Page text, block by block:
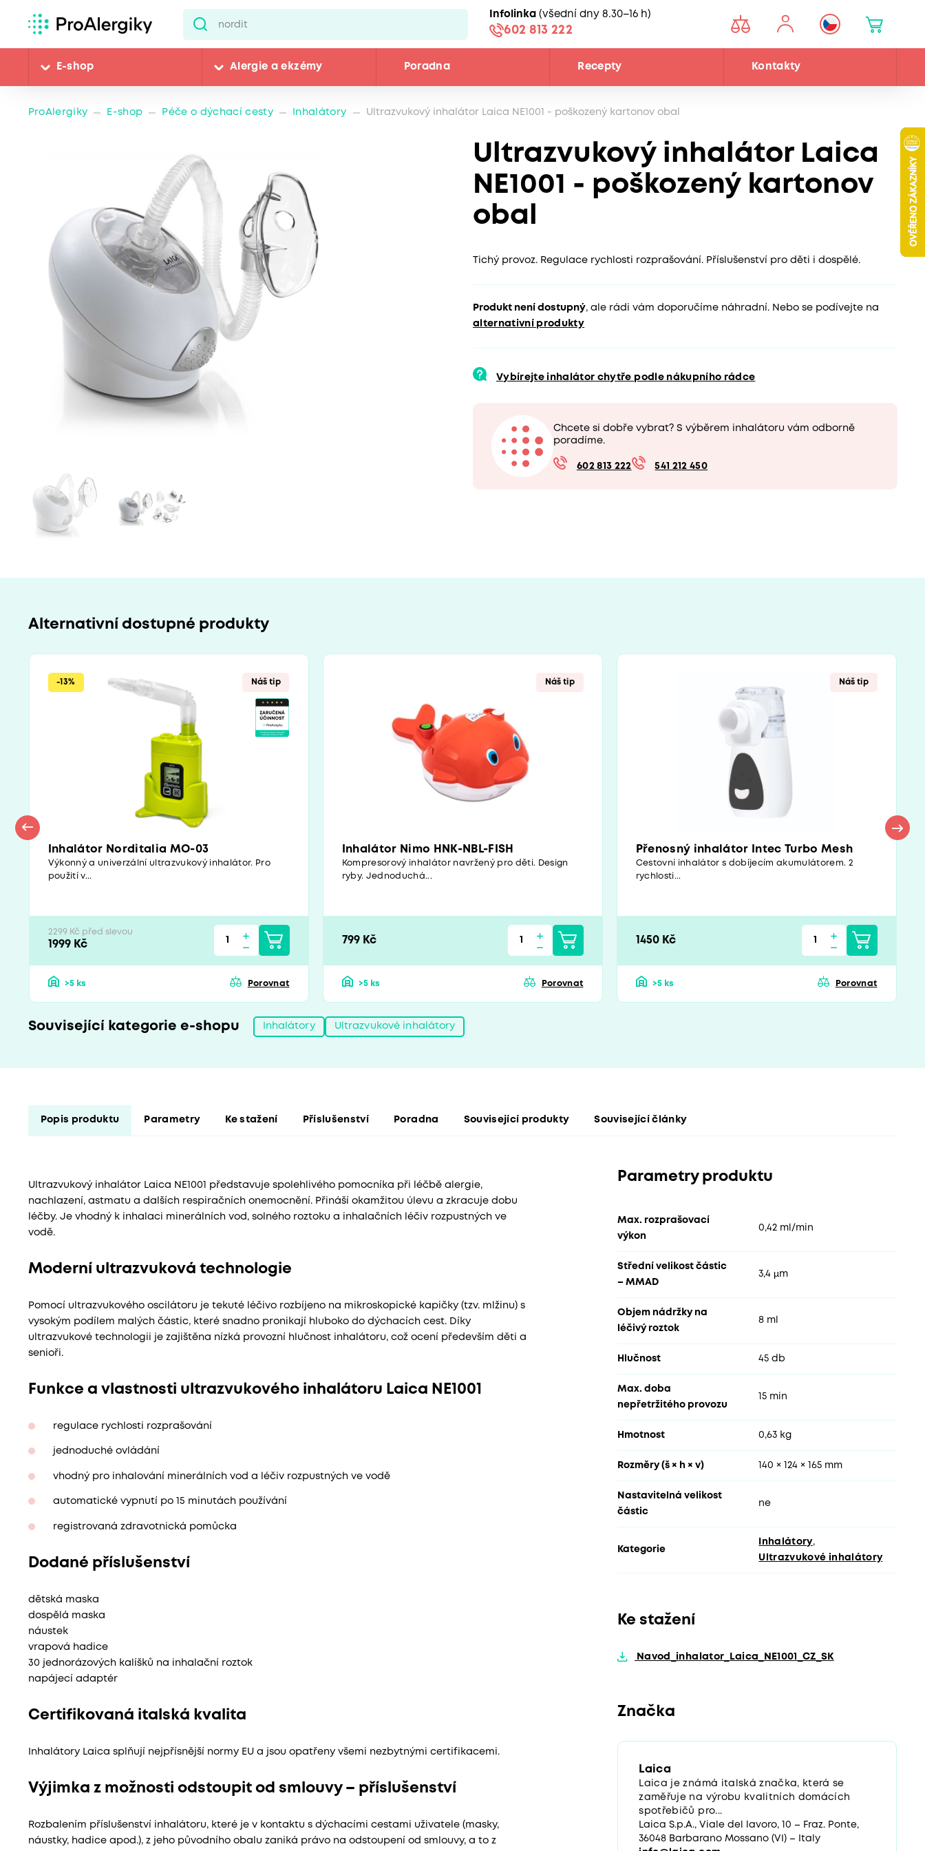
Infolinka (všední dny 8.30–16 h)
602 813 222
E-shop Alergie a ekzémy Poradna Recepty Kontakty
ProAlergiky E-shop Péče o dýchací cesty Inhalátory Ultrazvukový inhalátor Laica NE1001 - poškozený kartonov obal
Ultrazvukový inhalátor Laica
NE1001 - poškozený kartonov
obal
Tichý provoz. Regulace rychlosti rozprašování. Příslušenství pro děti i dospělé.
Produkt není dostupný, ale rádi vám doporučíme náhradní. Nebo se podívejte na
alternativní produkty
Vybírejte inhalátor chytře podle nákupního rádce
Chcete si dobře vybrat? S výběrem inhalátoru vám odborně
poradíme.
602 813 222 541 212 450
Alternativní dostupné produkty
-13% Náš tip
Inhalátor Norditalia MO-03
Výkonný a univerzální ultrazvukový inhalátor. Pro
použití v...
2299 Kč před slevou
1999 Kč
>5 ks Porovnat
Náš tip
Inhalátor Nimo HNK-NBL-FISH
Kompresorový inhalátor navržený pro děti. Design
ryby. Jednoduchá...
799 Kč
>5 ks Porovnat
Náš tip
Přenosný inhalátor Intec Turbo Mesh
Cestovní inhalátor s dobíjecím akumulátorem. 2
rychlosti...
1450 Kč
>5 ks Porovnat
Související kategorie e-shopu Inhalátory Ultrazvukové inhalátory
Popis produktu Parametry Ke stažení Příslušenství Poradna Související produkty Související články
Ultrazvukový inhalátor Laica NE1001 představuje spolehlivého pomocníka při léčbě alergie,
nachlazení, astmatu a dalších respiračních onemocnění. Přináší okamžitou úlevu a zkracuje dobu
léčby. Je vhodný k inhalaci minerálních vod, solného roztoku a inhalačních léčiv rozpustných ve
vodě.
Moderní ultrazvuková technologie
Pomocí ultrazvukového oscilátoru je tekuté léčivo rozbíjeno na mikroskopické kapičky (tzv. mlžinu) s
vysokým podílem malých částic, které snadno pronikají hluboko do dýchacích cest. Díky
ultrazvukové technologii je zajištěna nízká provozní hlučnost inhalátoru, což ocení především děti a
senioři.
Funkce a vlastnosti ultrazvukového inhalátoru Laica NE1001
regulace rychlosti rozprašování
jednoduché ovládání
vhodný pro inhalování minerálních vod a léčiv rozpustných ve vodě
automatické vypnutí po 15 minutách používání
registrovaná zdravotnická pomůcka
Dodané příslušenství
dětská maska
dospělá maska
náustek
vrapová hadice
30 jednorázových kalíšků na inhalační roztok
napájecí adaptér
Certifikovaná italská kvalita
Inhalátory Laica splňují nejpřísnější normy EU a jsou opatřeny všemi nezbytnými certifikacemi.
Výjimka z možnosti odstoupit od smlouvy – příslušenství
Rozbalením příslušenství inhalátoru, které je v kontaktu s dýchacími cestami uživatele (masky,
náustky, hadice apod.), z jeho původního obalu zaniká právo na odstoupení od smlouvy, a to z
Parametry produktu
Max. rozprašovací
výkon
0,42 ml/min
Střední velikost částic
– MMAD
3,4 µm
Objem nádržky na
léčivý roztok
8 ml
Hlučnost 45 db
Max. doba
nepřetržitého provozu
15 min
Hmotnost 0,63 kg
Rozměry (š × h × v) 140 × 124 × 165 mm
Nastavitelná velikost
částic
ne
Kategorie
Inhalátory,
Ultrazvukové inhalátory
Ke stažení
Navod_inhalator_Laica_NE1001_CZ_SK
Značka
Laica
Laica je známá italská značka, která se
zaměřuje na výrobu kvalitních domácích
spotřebičů pro...
Laica S.p.A., Viale del lavoro, 10 – Fraz. Ponte,
36048 Barbarano Mossano (VI) – Italy